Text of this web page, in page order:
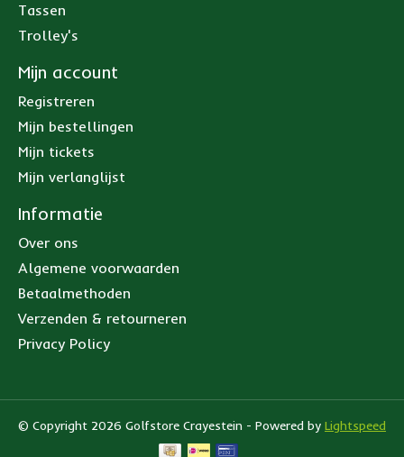
Tassen
Trolley's
Mijn account
Registreren
Mijn bestellingen
Mijn tickets
Mijn verlanglijst
Informatie
Over ons
Algemene voorwaarden
Betaalmethoden
Verzenden & retourneren
Privacy Policy
© Copyright 2026 Golfstore Crayestein - Powered by Lightspeed